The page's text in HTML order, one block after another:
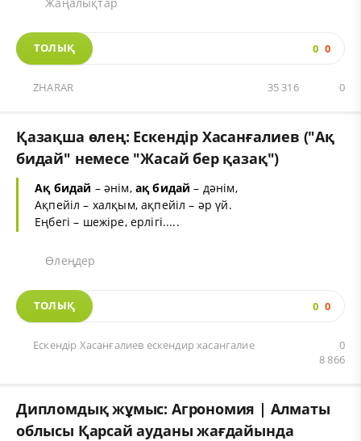
ТОЛЫҚ 0 0
ZHARAR 0
35 316
Қазақша өлең: Ескендір Хасанғалиев ("Ақ
бидай" немесе "Жасай бер қазақ")
Ақ бидай – әнім, ақ бидай – дәнім,
Ақпейіл – халқым, ақпейіл – әр үй.
Еңбегі – шежіре, ерлігі.....
Өлеңдер
ТОЛЫҚ 0 0
Ескендір Хасанғалиев ескендир хасангалие
0
8 866
Дипломдық жұмыс: Агрономия | Алматы
облысы Қарсай ауданы жағдайында